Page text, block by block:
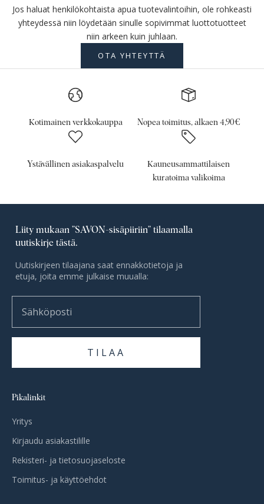
Jos haluat henkilökohtaista apua tuotevalintoihin, ole rohkeasti
yhteydessä niin löydetään sinulle sopivimmat luottotuotteet
niin arkeen kuin juhlaan.
OTA YHTEYTTÄ
Kotimainen verkkokauppa Nopea toimitus, alkaen 4,90€
Ystävällinen asiakaspalvelu
Kauneusammattilaisen
kuratoima valikoima
Liity mukaan ”SAVON-sisäpiiriin” tilaamalla
uutiskirje tästä.
Uutiskirjeen tilaajana saat ennakkotietoja ja
etuja, joita emme julkaise muualla:
TILAA
Pikalinkit
Yritys
Kirjaudu asiakastilille
Rekisteri- ja tietosuojaseloste
Toimitus- ja käyttöehdot